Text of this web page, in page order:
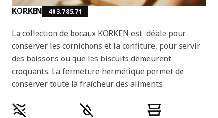
KORKEN 403.785.71
La collection de bocaux KORKEN est idéale pour
conserver les cornichons et la confiture, pour servir
des boissons ou que les biscuits demeurent
croquants. La fermeture hermétique permet de
conserver toute la fraîcheur des aliments.
Caractéristiques principales